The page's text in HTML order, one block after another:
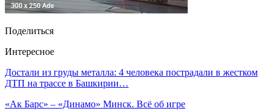
Поделиться
Интересное
Достали из груды металла: 4 человека пострадали в жестком
ДТП на трассе в Башкирии…
«Ак Барс» – «Динамо» Минск. Всё об игре